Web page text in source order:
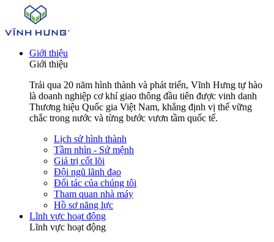
Giới thiệu
Giới thiệu
Trải qua 20 năm hình thành và phát triển, Vĩnh Hưng tự hào
là doanh nghiệp cơ khí giao thông đầu tiên được vinh danh
Thương hiệu Quốc gia Việt Nam, khẳng định vị thế vững
chắc trong nước và từng bước vươn tầm quốc tế.
Lịch sử hình thành
Tầm nhìn - Sứ mệnh
Giá trị cốt lõi
Đội ngũ lãnh đạo
Đối tác của chúng tôi
Tham quan nhà máy
Hồ sơ năng lực
Lĩnh vực hoạt động
Lĩnh vực hoạt động